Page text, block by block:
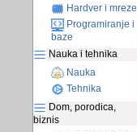
Hardver i mreze
Programiranje i
baze
Nauka i tehnika
Nauka
Tehnika
Dom, porodica,
biznis